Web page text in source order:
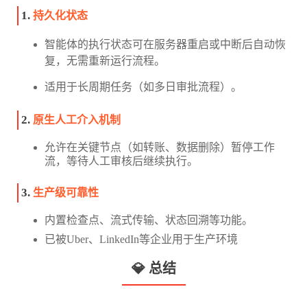
1. 持久化状态
智能体的执行状态可在服务器重启或中断后自动恢
复，无需重新运行流程。
适用于长周期任务（如多日审批流程）。
2. 原生人工介入机制
允许在关键节点（如转账、数据删除）暂停工作
流，等待人工审核后继续执行。
3. 生产级可靠性
内置检查点、流式传输、状态回溯等功能。
已被Uber、LinkedIn等企业用于生产环境
💎 总结